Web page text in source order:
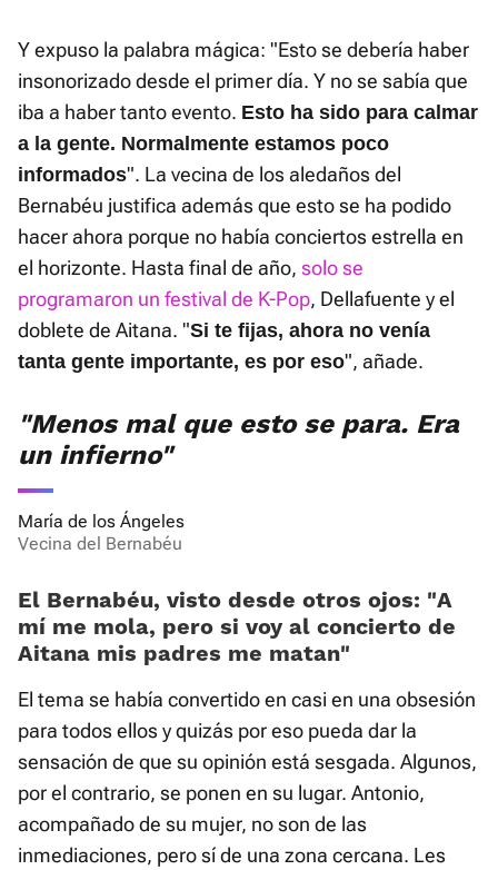
Y expuso la palabra mágica: "Esto se debería haber
insonorizado desde el primer día. Y no se sabía que
iba a haber tanto evento. Esto ha sido para calmar
a la gente. Normalmente estamos poco
informados". La vecina de los aledaños del
Bernabéu justifica además que esto se ha podido
hacer ahora porque no había conciertos estrella en
el horizonte. Hasta final de año, solo se
programaron un festival de K-Pop, Dellafuente y el
doblete de Aitana. "Si te fijas, ahora no venía
tanta gente importante, es por eso", añade.
"Menos mal que esto se para. Era
un infierno"
María de los Ángeles
Vecina del Bernabéu
El Bernabéu, visto desde otros ojos: «A
mí me mola, pero si voy al concierto de
Aitana mis padres me matan»
El tema se había convertido en casi en una obsesión
para todos ellos y quizás por eso pueda dar la
sensación de que su opinión está sesgada. Algunos,
por el contrario, se ponen en su lugar. Antonio,
acompañado de su mujer, no son de las
inmediaciones, pero sí de una zona cercana. Les